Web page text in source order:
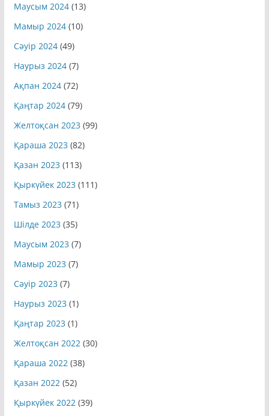
Маусым 2024(13)
Мамыр 2024(10)
Сәуір 2024(49)
Наурыз 2024(7)
Ақпан 2024(72)
Қаңтар 2024(79)
Желтоқсан 2023 (99)
Қараша 2023 (82)
Қазан 2023 (113)
Қыркүйек 2023 (111)
Тамыз 2023 (71)
Шілде 2023 (35)
Маусым 2023 (7)
Мамыр 2023 (7)
Сәуір 2023 (7)
Наурыз 2023 (1)
Қаңтар 2023 (1)
Желтоқсан 2022(30)
Қараша 2022(38)
Қазан 2022(52)
Қыркүйек 2022(39)